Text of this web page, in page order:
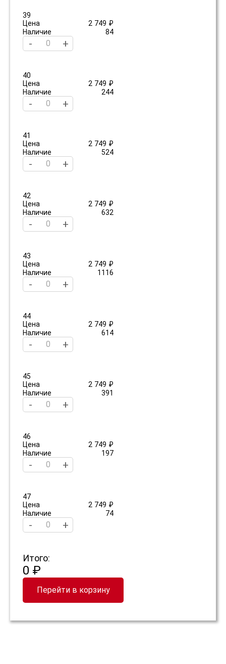
39
Цена
2 749 ₽
Наличие
84
- +
40
Цена
2 749 ₽
Наличие
244
- +
41
Цена
2 749 ₽
Наличие
524
- +
42
Цена
2 749 ₽
Наличие
632
- +
43
Цена
2 749 ₽
Наличие
1116
- +
44
Цена
2 749 ₽
Наличие
614
- +
45
Цена
2 749 ₽
Наличие
391
- +
46
Цена
2 749 ₽
Наличие
197
- +
47
Цена
2 749 ₽
Наличие
74
- +
Итого:
0 ₽
Перейти в корзину